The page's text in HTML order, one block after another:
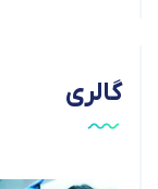
گالری